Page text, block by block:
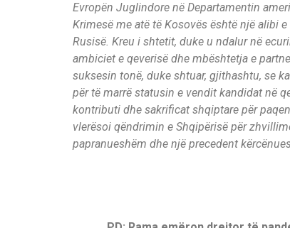
Evropën Juglindore në Departamentin
Krimesë me atë të Kosovës është një alibi
Rusisë. Kreu i shtetit, duke u ndalur në
ambiciet e qeverisë dhe mbështetja e
suksesin tonë, duke shtuar, gjithashtu, se
për të marrë statusin e vendit kandidat në
kontributi dhe sakrificat shqiptare për
vlerësoi qëndrimin e Shqipërisë për
papranueshëm dhe një precedent